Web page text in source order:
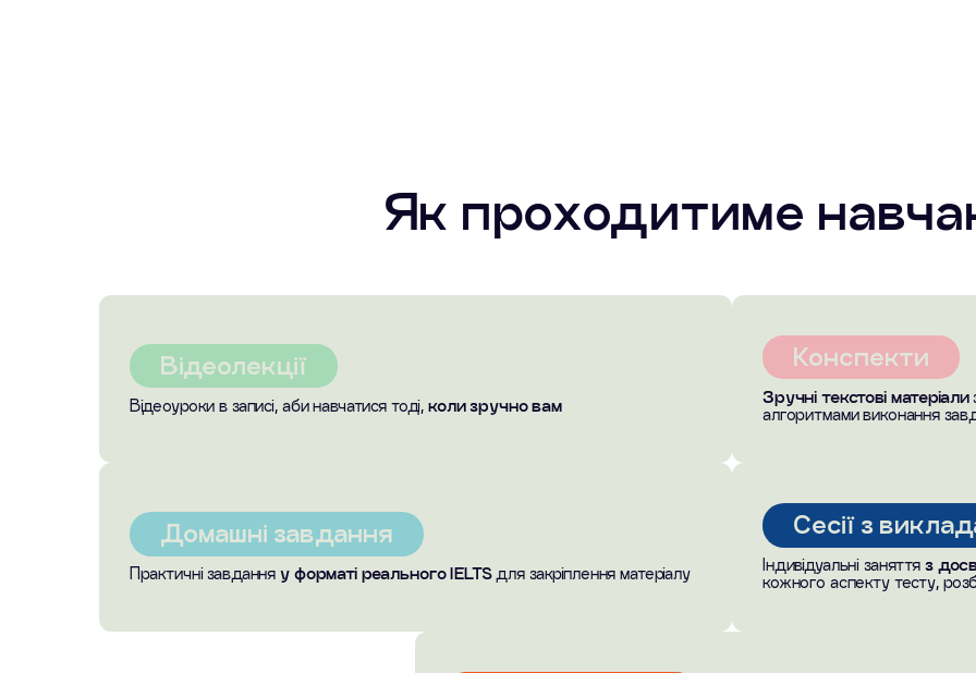
Як проходитиме
Відеолекції
Відеоуроки в записі, аби навчатися тоді, коли зручно вам
Конспекти
Зручні текстові матеріали
алгоритмами виконання
Домашні завдання
Практичні завданняу форматі реального IELTSдля закріплення матеріалу
Сесії з
Індивідуальні заняття з
кожного аспекту тесту,